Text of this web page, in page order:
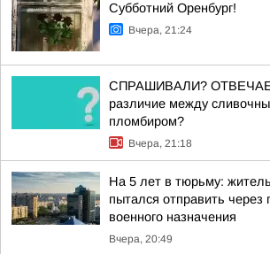
Субботний Оренбург!
Вчера, 21:24
СПРАШИВАЛИ?
различие между
пломбиром?
Вчера, 21:18
На 5 лет в тюрьму:
пытался отправить через
военного назначения
Вчера, 20:49